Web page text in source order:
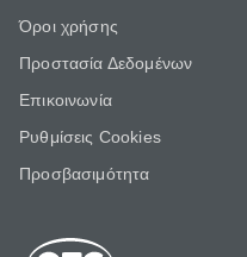
Όροι χρήσης
Προστασία Δεδομένων
Επικοινωνία
Ρυθμίσεις Cookies
Προσβασιμότητα